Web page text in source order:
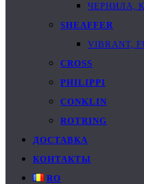
ЧЕРНИЛА,
SHEAFFER
VIBRANT,
CROSS
PHILIPPI
CONKLIN
ROTRING
ДОСТАВКА
КОНТАКТЫ
RO